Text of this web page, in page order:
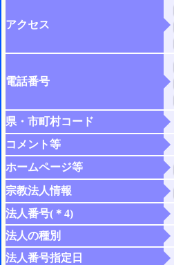
アクセス
電話番号
県・市町村コード
コメント等
ホームページ等
宗教法人情報
法人番号(＊4)
法人の種別
法人番号指定日